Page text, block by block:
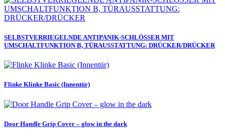
SELBSTVERRIEGELNDE ANTIPANIK-SCHLÖSSER MIT
UMSCHALTFUNKTION B, TÜRAUSSTATTUNG: DRÜCKER/DRÜCKER
Flinke Klinke Basic (Innentür)
Door Handle Grip Cover – glow in the dark